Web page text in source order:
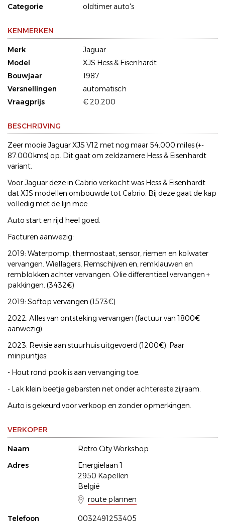
Categorie
oldtimer auto's
KENMERKEN
Merk
Jaguar
Model
XJS Hess & Eisenhardt
Bouwjaar
1987
Versnellingen
automatisch
Vraagprijs
€ 20.200
BESCHRIJVING
Zeer mooie Jaguar XJS V12 met nog maar 54.000 miles (+-
87.000kms) op. Dit gaat om zeldzamere Hess & Eisenhardt
variant.
Voor Jaguar deze in Cabrio verkocht was Hess & Eisenhardt
dat XJS modellen ombouwde tot Cabrio. Bij deze gaat de kap
volledig met de lijn mee.
Auto start en rijd heel goed.
Facturen aanwezig:
2019: Waterpomp, thermostaat, sensor, riemen en kolwater
vervangen. Wiellagers, Remschijven en, remklauwen en
remblokken achter vervangen. Olie differentieel vervangen +
pakkingen. (3432€)
2019: Softop vervangen (1573€)
2022: Alles van ontsteking vervangen (factuur van 1800€
aanwezig)
2023: Revisie aan stuurhuis uitgevoerd (1200€). Paar
minpuntjes:
- Hout rond pook is aan vervanging toe.
- Lak klein beetje gebarsten net onder achtereste zijraam.
Auto is gekeurd voor verkoop en zonder opmerkingen.
VERKOPER
Naam
Retro City Workshop
Adres
Energielaan 1
2950 Kapellen
België
route plannen
Telefoon
0032491253405